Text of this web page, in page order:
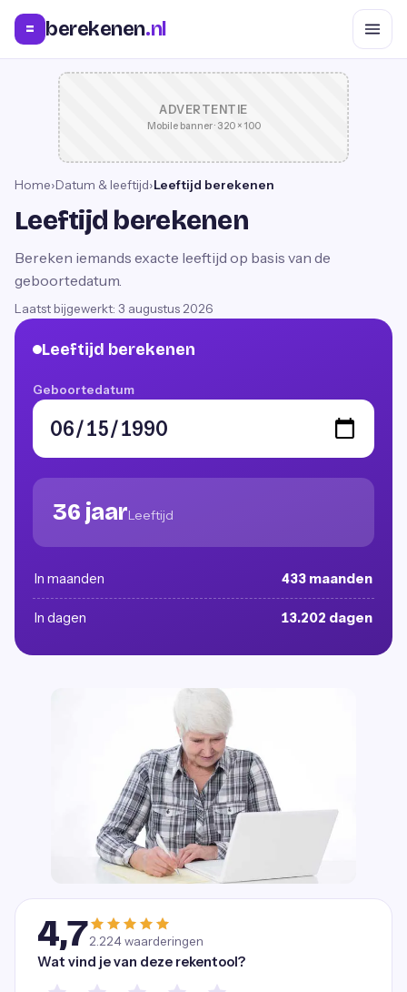
= berekenen.nl
ADVERTENTIE
Mobile banner · 320 × 100
Home›Datum & leeftijd›Leeftijd berekenen
Leeftijd berekenen
Bereken iemands exacte leeftijd op basis van de
geboortedatum.
Laatst bijgewerkt: 3 augustus 2026
Leeftijd berekenen
Geboortedatum
36 jaarLeeftijd
In maanden 433 maanden
In dagen 13.202 dagen
4,72.224waarderingen
Wat vind je van deze rekentool?